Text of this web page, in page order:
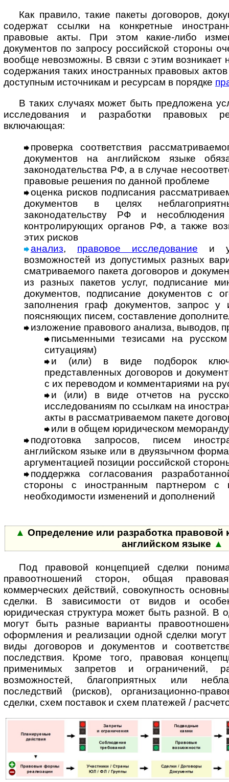
Как правило, такие пакеты договоров,
содержат ссылки на конкретные
правовые акты. При этом какие-либо
документов по запросу российской стороны
вообще невозможны. В связи с этим возникает
содержания таких иностранных правовых
доступным источникам и ресурсам в порядке
В таких случаях может быть предложена
исследования и разработки правовых
включающая:
проверка соответствия
документов на английском языке
законодательства РФ, а в случае
правовые решения по данной проблеме
оценка рисков подписания
документов в целях
законодательству РФ и
контролирующих органов РФ, а также
этих рисков
анализ, правовое исследование и
возможностей из допустимых разных
смат­ри­ва­е­мо­го пакета договоров и
из разных пакетов услуг, подписание
документов, подписание документов с
заполнения граф документов, запрос у
поясняющих писем, составление
изложение правового анализа, выводов,
письменными тезисами на
ситуациям)
и (или) в виде подборок
представленных договоров и
с их переводом и комментариями на
и (или) в виде отчетов на
исследованиям по ссылкам на
акты в рассматриваемом пакете
или в общем юридическом
подготовка запросов, писем
английском языке или в двуязычном
аргументацией позиции российской
поддержка согласования
стороны с иностранным партнером
необходимости изменений и дополнений
▲ Определение или разработка правовой
английском языке ▲
Под правовой концепцией сделки
правоотношений сторон, общая
коммерческих действий, совокупность
сделки. В за­ви­си­мос­ти от видов и
юридическая структура может быть разной. В
могут быть разные варианты
оформления и реализации одной сделки
виды договоров и документов и
последствия. Кроме того, правовая
применимых запретов и ограничений,
возможностей, благоприятных или
последствий (рисков), ор­га­ни­за­ци­он­но-
сделки, схем поставок и схем платежей /